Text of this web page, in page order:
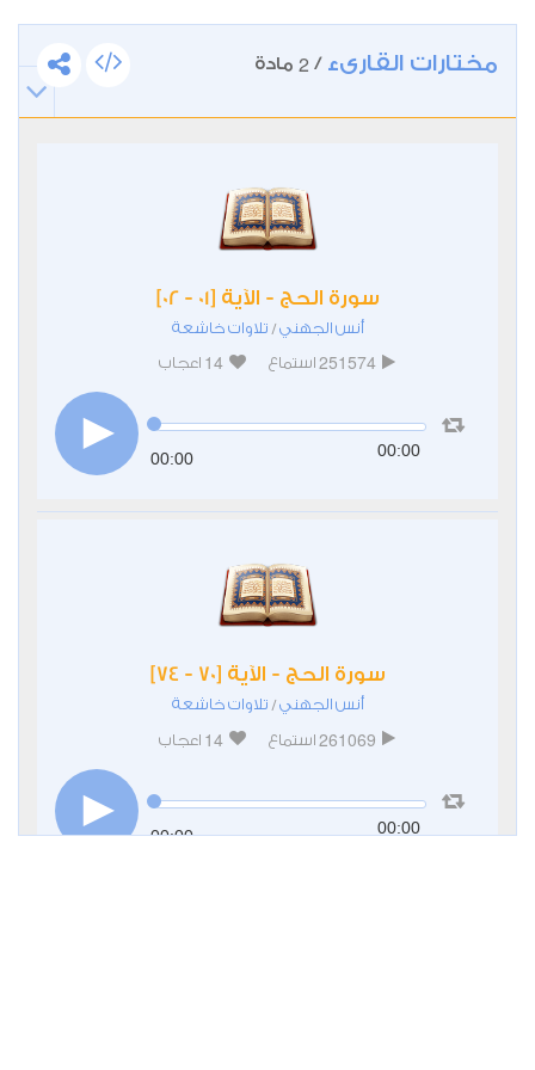
مختارات القارىء /
2 مادة
سورة الحج - الآية [01 - 02]
أنس الجهني/ تلاوات خاشعة
251574 استماع 14 اعجاب
00:00 00:00
سورة الحج - الآية [70 - 74]
أنس الجهني/ تلاوات خاشعة
261069 استماع 14 اعجاب
00:00 00:00